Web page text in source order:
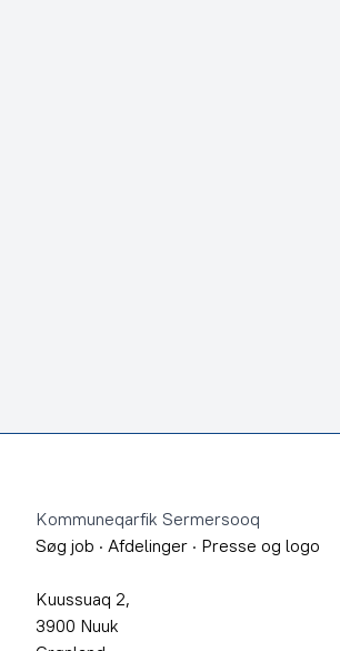
Kommuneqarfik Sermersooq
Søg job · Afdelinger · Presse og logo
Kuussuaq 2,
3900 Nuuk